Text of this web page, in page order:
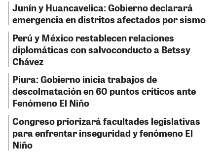
Junín y Huancavelica: Gobierno declarará
emergencia en distritos afectados por sismo
Perú y México restablecen relaciones
diplomáticas con salvoconducto a Betssy
Chávez
Piura: Gobierno inicia trabajos de
descolmatación en 60 puntos críticos ante
Fenómeno El Niño
Congreso priorizará facultades legislativas
para enfrentar inseguridad y fenómeno El
Niño